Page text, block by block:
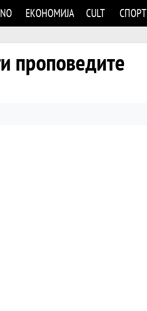
ЕКОНОМИЈА CULT СПОРТ
проповедите